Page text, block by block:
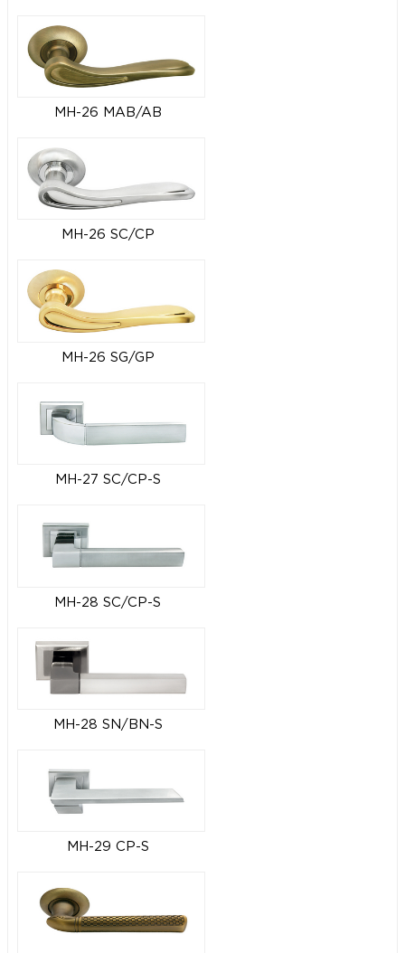
MH-26 MAB/AB
MH-26 SC/CP
MH-26 SG/GP
MH-27 SC/CP-S
MH-28 SC/CP-S
MH-28 SN/BN-S
MH-29 CP-S